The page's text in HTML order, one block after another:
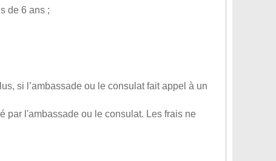
de 6 ans ;
si l’ambassade ou le consulat fait appel à un
par l'ambassade ou le consulat. Les frais ne